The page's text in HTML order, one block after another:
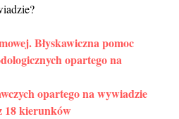
Błyskawiczna pomoc
opartego na
opartego na wywiadzie
18 kierunków